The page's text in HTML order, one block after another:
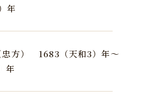
年
忠方） 1683（天和3）年～
年